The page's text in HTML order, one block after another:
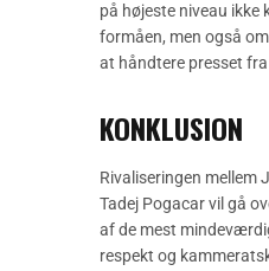
på højeste niveau ikke
formåen, men også
at håndtere presset
KONKLUSION
Rivaliseringen mellem
Tadej Pogacar vil gå
af de mest
respekt og